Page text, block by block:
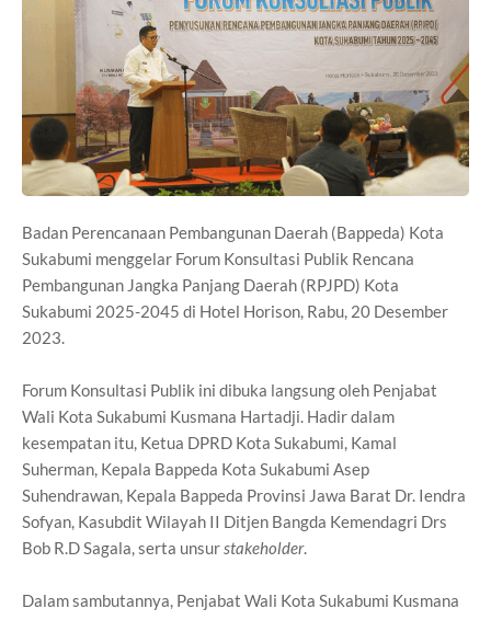
Badan Perencanaan Pembangunan Daerah (Bappeda) Kota
Sukabumi menggelar Forum Konsultasi Publik Rencana
Pembangunan Jangka Panjang Daerah (RPJPD) Kota
Sukabumi 2025-2045 di Hotel Horison, Rabu, 20 Desember
2023.
Forum Konsultasi Publik ini dibuka langsung oleh Penjabat
Wali Kota Sukabumi Kusmana Hartadji. Hadir dalam
kesempatan itu, Ketua DPRD Kota Sukabumi, Kamal
Suherman, Kepala Bappeda Kota Sukabumi Asep
Suhendrawan, Kepala Bappeda Provinsi Jawa Barat Dr. Iendra
Sofyan, Kasubdit Wilayah II Ditjen Bangda Kemendagri Drs
Bob R.D Sagala, serta unsurstakeholder.
Dalam sambutannya, Penjabat Wali Kota Sukabumi Kusmana